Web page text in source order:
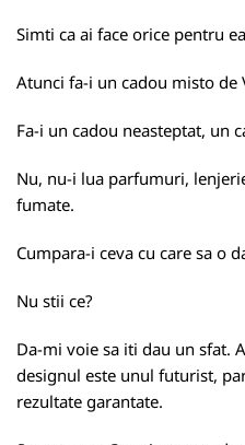
Simti ca ai face orice pentru
Atunci fa-i un cadou misto de
Fa-i un cadou neasteptat, un
Nu, nu-i lua parfumuri,
fumate.
Cumpara-i ceva cu care sa o
Nu stii ce?
Da-mi voie sa iti dau un sfat.
designul este unul futurist,
rezultate garantate.